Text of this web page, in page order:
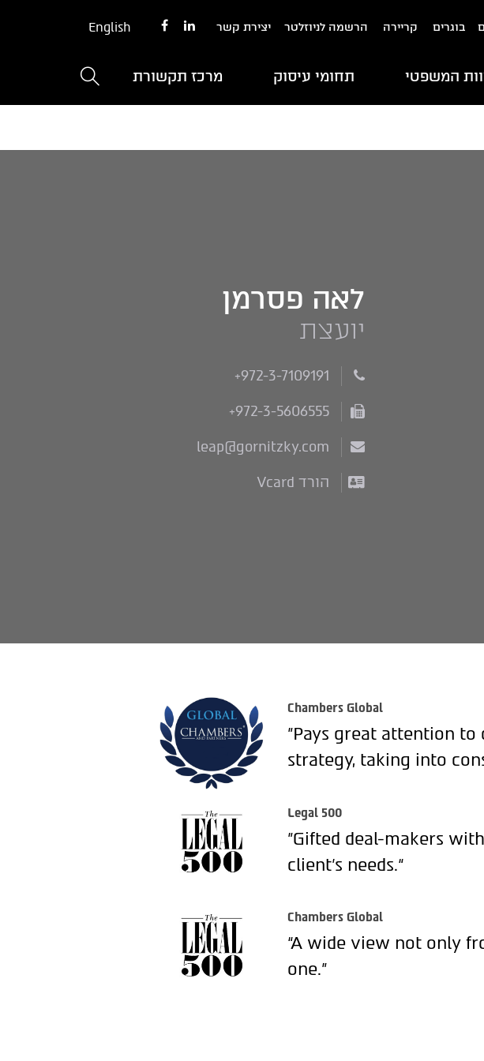
בוגרים קריירה הרשמה לניוזלטר יצירת קשר English
המשפטי תחומי עיסוק מרכז תקשורת
לאה פסרמן
יועצת
+972-3-7109191
+972-3-5606555
leap@gornitzky.com
הורד Vcard
Chambers Global
"Pays great attention
strategy, taking into
Legal 500
"Gifted deal-makers
client’s needs.“
Chambers Global
“A wide view not only
one.”